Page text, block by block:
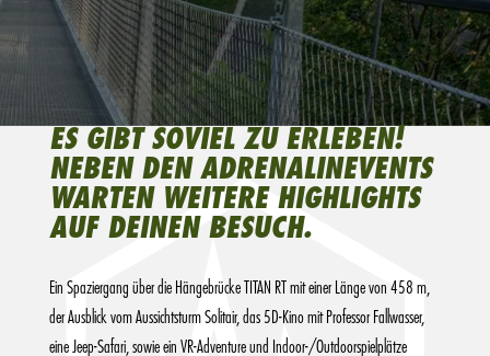
ES GIBT SOVIEL ZU ERLEBEN!
NEBEN DEN ADRENALINEVENTS
WARTEN WEITERE HIGHLIGHTS
AUF DEINEN BESUCH.
Ein Spaziergang über die Hängebrücke TITAN RT mit einer Länge von 458 m,
der Ausblick vom Aussichtsturm Solitair, das 5D-Kino mit Professor Fallwasser,
eine Jeep-Safari, sowie ein VR-Adventure und Indoor-/Outdoorspielplätze